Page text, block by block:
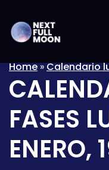
Home»Calendario
FASES
ENERO,